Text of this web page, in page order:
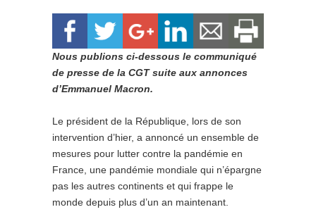
Nous publions ci-dessous le communiqué
de presse de la CGT suite aux annonces
d’Emmanuel Macron.
Le président de la République, lors de son
intervention d’hier, a annoncé un ensemble de
mesures pour lutter contre la pandémie en
France, une pandémie mondiale qui n’épargne
pas les autres continents et qui frappe le
monde depuis plus d’un an maintenant.